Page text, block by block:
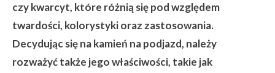
czy kwarcyt, które różnią się pod względem
twardości, kolorystyki oraz zastosowania.
Decydując się na kamień na podjazd, należy
rozważyć także jego właściwości, takie jak